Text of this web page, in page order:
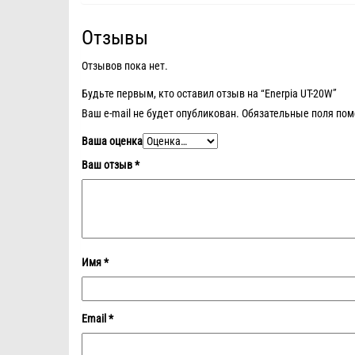
Отзывы
Отзывов пока нет.
Будьте первым, кто оставил отзыв на “Enerpia UT-20W”
Ваш e-mail не будет опубликован. Обязательные поля
Ваша оценка
Ваш отзыв*
Имя*
Email *